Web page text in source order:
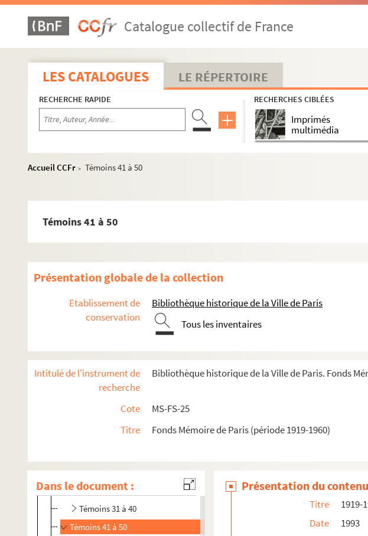
Catalogue collectif de France
LES CATALOGUES LE RÉPERTOIRE
RECHERCHE RAPIDE RECHERCHES CIBLÉES
Imprimés
multimédia
Accueil CCFr > Témoins 41 à 50
Témoins 41 à 50
Présentation globale de la collection
Etablissement de
conservation
Bibliothèque historique de la Ville de Paris
Tous les inventaires
Intitulé de l'instrument de
recherche
Bibliothèque historique de la Ville de Paris. Fonds
Cote
MS-FS-25
Titre
Fonds Mémoire de Paris (période 1919-1960)
Dans le document :
1919-1939
Témoins identifiés
Témoins ayant désiré rester anonymes
Témoins 11 à 20
Témoins 21 à 30
Témoins 31 à 40
Témoins 41 à 50
Présentation du contenu
Titre
1919-
Date
1993